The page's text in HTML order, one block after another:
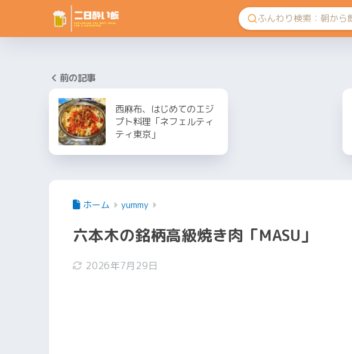
前の記事
西麻布、はじめてのエジ
プト料理「ネフェルティ
ティ東京」
ホーム yummy
六本木の銘柄高級焼き肉「MASU」
2026年7月29日